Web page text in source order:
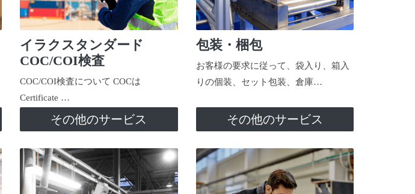
イラクスタンダード
COC/COI検査
COC/COI検査について COCは
Certificate …
その他のサービス
包装・梱包
お客様の要求に従って、袋入り、箱入
りの個装、セット包装、倉庫…
その他のサービス